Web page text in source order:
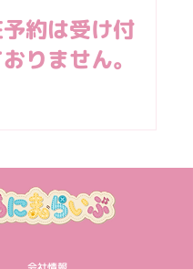
約は受け付
りません。